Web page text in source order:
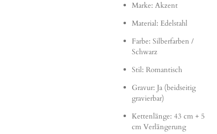
Marke: Akzent
Material: Edelstahl
Farbe: Silberfarben /
Schwarz
Stil: Romantisch
Gravur: Ja (beidseitig
gravierbar)
Kettenlänge: 43 cm + 5
cm Verlängerung